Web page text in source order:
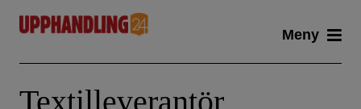
content
Meny
Textilleverantör